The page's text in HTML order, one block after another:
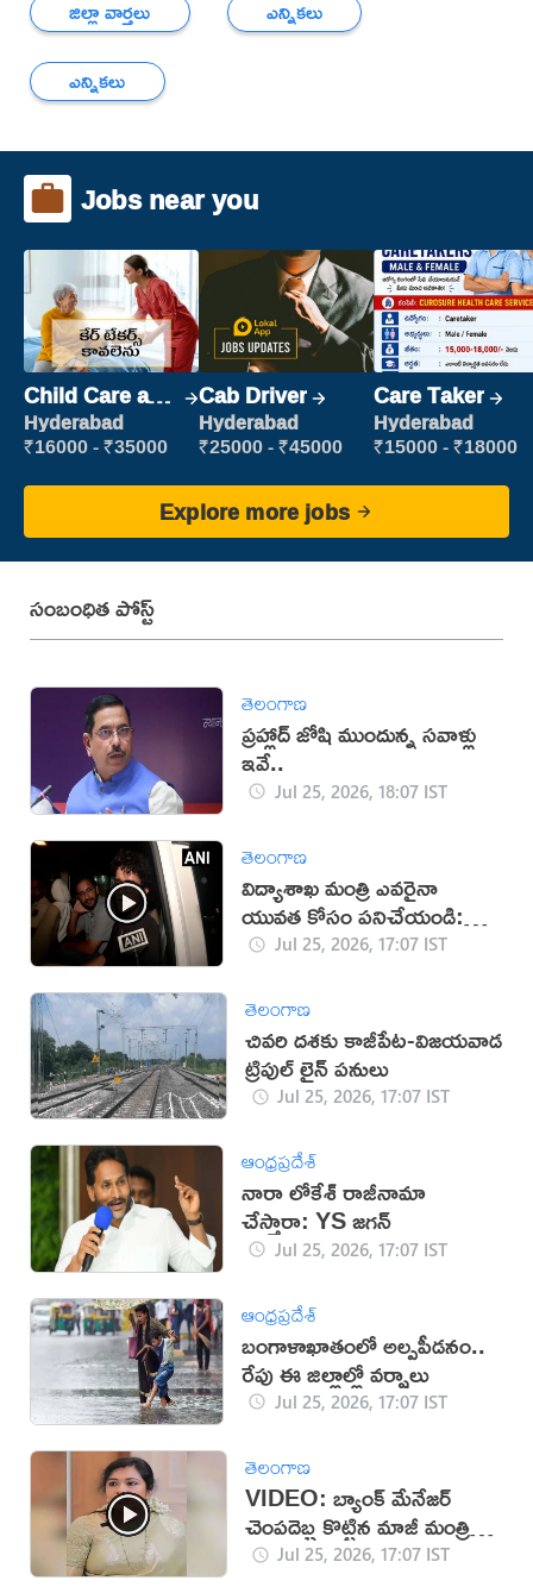
జిల్లా వార్తలు
ఎన్నికలు
ఎన్నికలు
Jobs near you
Child Care and
Patient care
Hyderabad
₹16000 - ₹35000
Cab Driver
Hyderabad
₹25000 - ₹45000
Care Taker
Hyderabad
₹15000 - ₹18000
Explore more jobs
సంబంధిత పోస్ట్
తెలంగాణ
ప్రహ్లాద్ జోషి ముందున్న సవాళ్లు
ఇవే..
Jul 25, 2026, 18:07 IST
తెలంగాణ
విద్యాశాఖ మంత్రి ఎవరైనా
యువత కోసం పనిచేయండి:
సీజేపీJul 25, 2026, 17:07 IST
తెలంగాణ
చివరి దశకు కాజీపేట-విజయవాడ
ట్రిపుల్ లైన్ పనులు
Jul 25, 2026, 17:07 IST
ఆంధ్రప్రదేశ్
నారా లోకేశ్ రాజీనామా
చేస్తారా: YS జగన్
Jul 25, 2026, 17:07 IST
ఆంధ్రప్రదేశ్
బంగాళాఖాతంలో అల్పపీడనం..
రేపు ఈ జిల్లాల్లో వర్షాలు
Jul 25, 2026, 17:07 IST
తెలంగాణ
VIDEO: బ్యాంక్ మేనేజర్
చెంపదెబ్బ కొట్టిన మాజీ మంత్రి
కూతురు
Jul 25, 2026, 17:07 IST